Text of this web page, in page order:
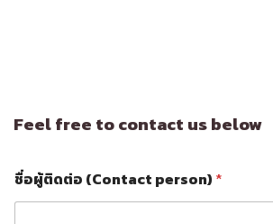
Feel free to contact us below
ชื่อผู้ติดต่อ (Contact person) *